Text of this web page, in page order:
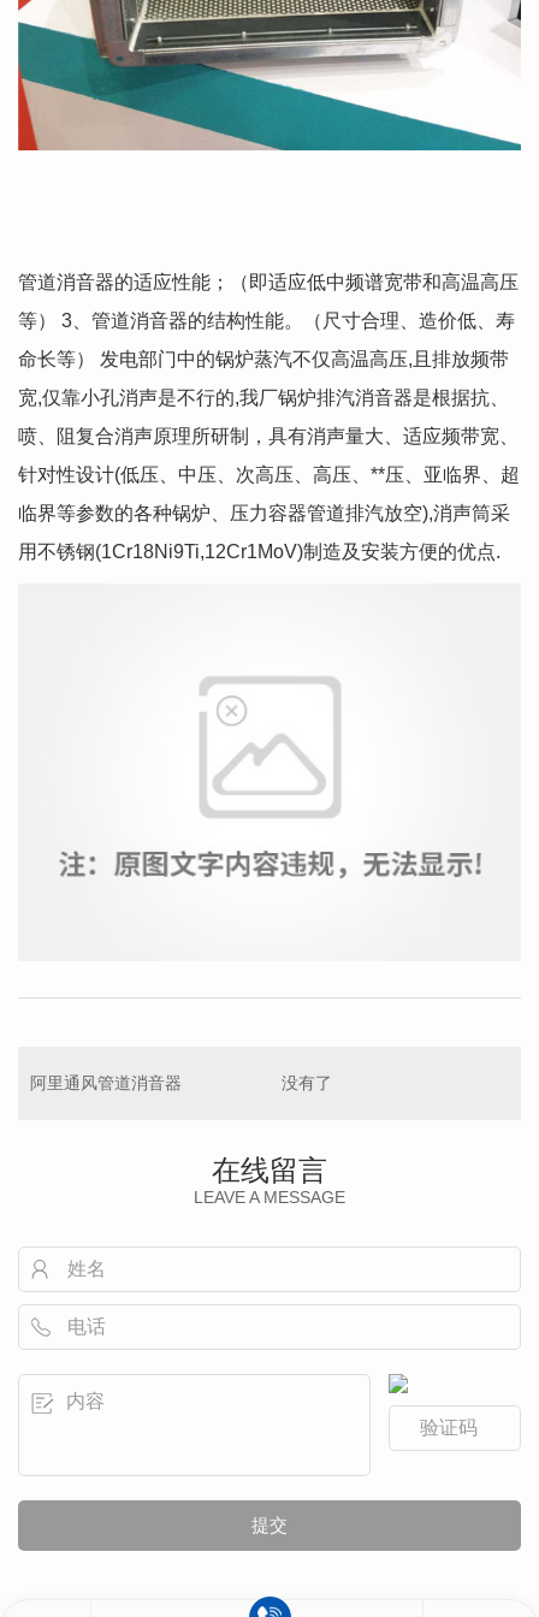
管道消音器的适应性能；（即适应低中频谱宽带和高温高压
等） 3、管道消音器的结构性能。（尺寸合理、造价低、寿
命长等） 发电部门中的锅炉蒸汽不仅高温高压,且排放频带
宽,仅靠小孔消声是不行的,我厂锅炉排汽消音器是根据抗、
喷、阻复合消声原理所研制，具有消声量大、适应频带宽、
针对性设计(低压、中压、次高压、高压、**压、亚临界、超
临界等参数的各种锅炉、压力容器管道排汽放空),消声筒采
用不锈钢(1Cr18Ni9Ti,12Cr1MoV)制造及安装方便的优点.
阿里通风管道消音器 没有了
在线留言
LEAVE A MESSAGE